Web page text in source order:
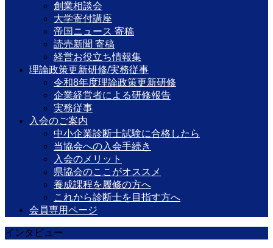
創業相談会
大学寄付講座
帝国ニュース 寄稿
読売新聞 寄稿
経営お役立ち情報集
理論政策更新研修/実務従事
令和8年度理論政策更新研修
企業経営者による研修報告
実務従事
入会のご案内
中小企業診断士試験に合格したら
当協会への入会手続き
入会のメリット
県協会のここがオススメ
養成課程を履修の方へ
これから診断士を目指す方へ
会員専用ページ
インタビュー